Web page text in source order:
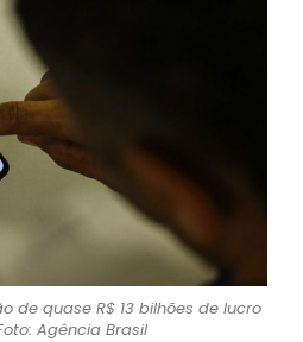
de quase R$ 13 bilhões de lucro
Agência Brasil